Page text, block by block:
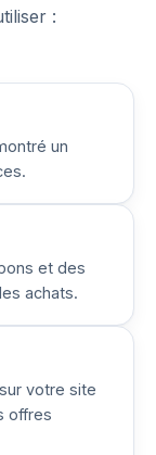
:
un
et des
achats.
votre site
offres